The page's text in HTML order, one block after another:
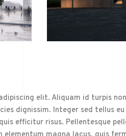
elit. Aliquam id turpis
dignissim. Integer sed tellus
efficitur risus. Pellentesque